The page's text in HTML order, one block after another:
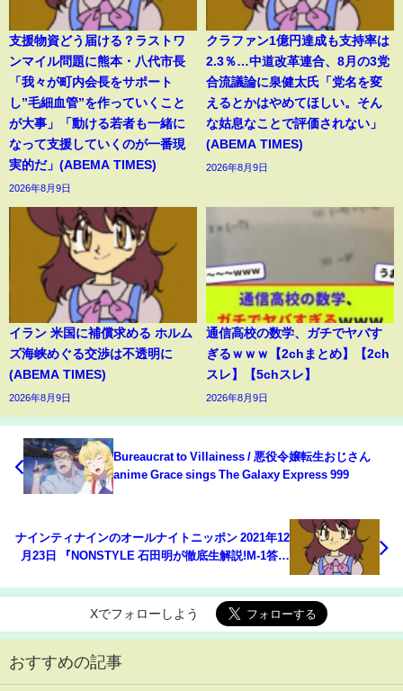
支援物資どう届ける？ラストワ
ンマイル問題に熊本・八代市長
「我々が町内会長をサポート
し”毛細血管”を作っていくこと
が大事」「動ける若者も一緒に
なって支援していくのが一番現
実的だ」(ABEMA TIMES)
2026年8月9日
クラファン1億円達成も支持率は
2.3％…中道改革連合、8月の3党
合流議論に泉健太氏「党名を変
えるとかはやめてほしい。そん
な姑息なことで評価されない」
(ABEMA TIMES)
2026年8月9日
イラン 米国に補償求める ホルム
ズ海峡めぐる交渉は不透明に
(ABEMA TIMES)
2026年8月9日
通信高校の数学、ガチでヤバす
ぎるｗｗｗ【2chまとめ】【2ch
スレ】【5chスレ】
2026年8月9日
Bureaucrat to Villainess / 悪役令嬢転生おじさん
anime Grace sings The Galaxy Express 999
ナインティナインのオールナイトニッポン 2021年12
月23日 『NONSTYLE 石田明が徹底生解説!M-1答え
Xでフォローしよう
おすすめの記事